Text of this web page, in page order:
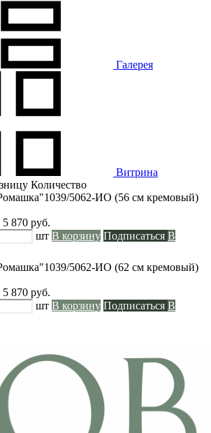
Галерея
Витрина
Количество
5062-ИО (56 см кремовый)
5 870 руб.
шт В корзину Подписаться В
5062-ИО (62 см кремовый)
5 870 руб.
шт В корзину Подписаться В